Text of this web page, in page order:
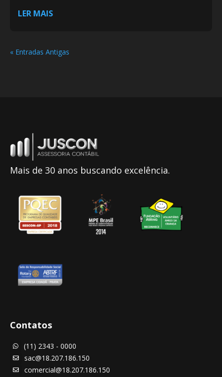
LER MAIS
« Entradas Antigas
Mais de 30 anos buscando excelência.
Contatos
 (11) 2343 - 0000
 sac@18.207.186.150
 comercial@18.207.186.150